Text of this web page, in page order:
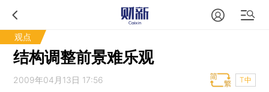
观点
结构调整前景难乐观
2009年04月13日 17:56 T中